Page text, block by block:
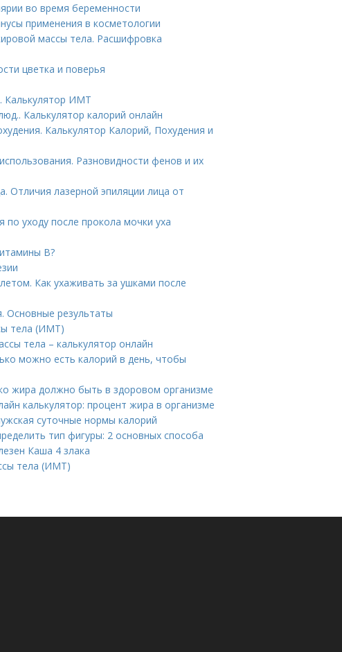
во время беременности
применения в косметологии
массы тела. Расшифровка
цветка и поверья
Калькулятор ИМТ
Калькулятор калорий онлайн
Калькулятор Калорий, Похудения и
Разновидности фенов и их
Отличия лазерной эпиляции лица от
по уходу после прокола мочки уха
B?
Как ухаживать за ушками после
Основные результаты
тела (ИМТ)
тела – калькулятор онлайн
можно есть калорий в день, чтобы
жира должно быть в здоровом организме
калькулятор: процент жира в организме
суточные нормы калорий
тип фигуры: 2 основных способа
Каша 4 злака
тела (ИМТ)